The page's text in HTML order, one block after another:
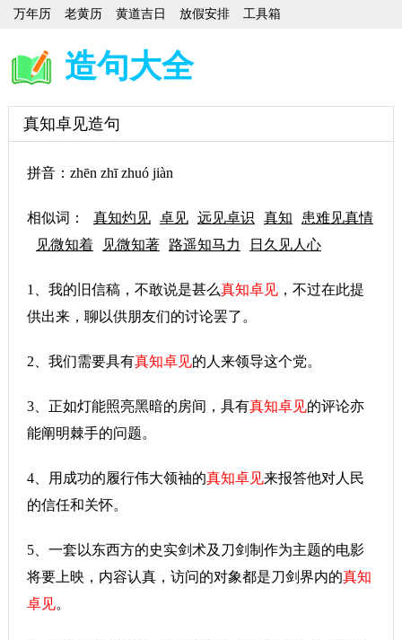
万年历 老黄历 黄道吉日 放假安排 工具箱
造句大全
真知卓见造句
拼音：zhēn zhī zhuó jiàn
相似词： 真知灼见 卓见 远见卓识 真知
患难见真情
见微知着
见微知著 路遥知马力 日久见人心
1、我的旧信稿，不敢说是甚么真知卓见，不过在此提
供出来，聊以供朋友们的讨论罢了。
2、我们需要具有真知卓见的人来领导这个党。
3、正如灯能照亮黑暗的房间，具有真知卓见的评论亦
能阐明棘手的问题。
4、用成功的履行伟大领袖的真知卓见来报答他对人民
的信任和关怀。
5、一套以东西方的史实剑术及刀剑制作为主题的电影
将要上映，内容认真，访问的对象都是刀剑界内的真知
卓见。